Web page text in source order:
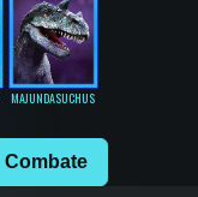
MAJUNDASUCHUS
Combate